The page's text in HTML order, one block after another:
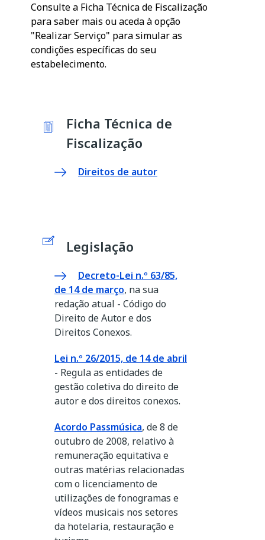
Consulte a Ficha Técnica de Fiscalização
para saber mais ou aceda à opção
"Realizar Serviço" para simular as
condições específicas do seu
estabelecimento.
Ficha Técnica de
Fiscalização
Direitos de autor
Legislação
Decreto-Lei n.º 63/85,
de 14 de março, na sua
redação atual - Código do
Direito de Autor e dos
Direitos Conexos.
Lei n.º 26/2015, de 14 de abril
- Regula as entidades de
gestão coletiva do direito de
autor e dos direitos conexos.
Acordo Passmúsica, de 8 de
outubro de 2008, relativo à
remuneração equitativa e
outras matérias relacionadas
com o licenciamento de
utilizações de fonogramas e
vídeos musicais nos setores
da hotelaria, restauração e